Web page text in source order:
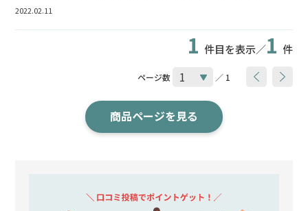
2022.02.11
1 件目を表示／1 件
ページ数 ／ 1
商品ページを見る